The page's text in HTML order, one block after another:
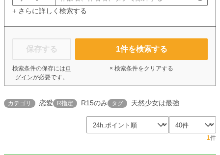
+ さらに詳しく検索する
保存する
検索条件の保存には ロ
グインが必要です。
1件を検索する
× 検索条件をクリアする
カテゴリ 恋愛 R指定 R15のみ タグ 天然少女は最強
1件